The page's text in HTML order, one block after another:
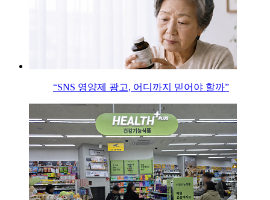
“SNS 영양제 광고, 어디까지 믿어야 할까”